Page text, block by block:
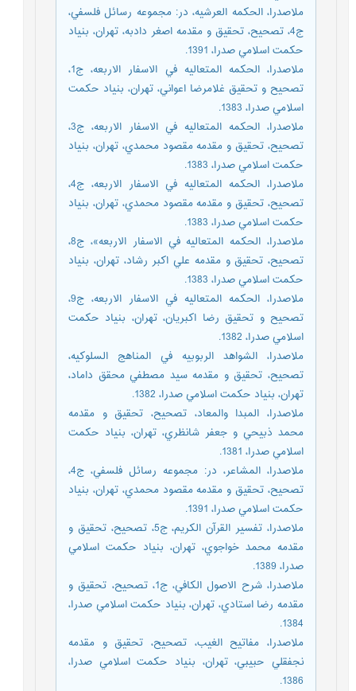
ملاصدرا، الحكمه العرشيه، در: مجموعه رسائل فلسفي،
ج4، تصحيح، تحقيق و مقدمه اصغر دادبه، تهران، بنياد
حكمت اسلامي صدرا، 1391.
ملاصدرا، الحكمه المتعاليه في الاسفار الاربعه، ج1،
تصحيح و تحقيق غلامرضا اعواني، تهران، بنياد حكمت
اسلامي صدرا، 1383.
ملاصدرا، الحكمه المتعاليه في الاسفار الاربعه، ج3،
تصحيح، تحقيق و مقدمه مقصود محمدي، تهران، بنياد
حكمت اسلامي صدرا، 1383.
ملاصدرا، الحكمه المتعاليه في الاسفار الاربعه، ج4،
تصحيح، تحقيق و مقدمه مقصود محمدي، تهران، بنياد
حكمت اسلامي صدرا، 1383.
ملاصدرا، الحكمه المتعاليه في الاسفار الاربعه»، ج8،
تصحيح، تحقيق و مقدمه علي اكبر رشاد، تهران، بنياد
حكمت اسلامي صدرا، 1383.
ملاصدرا، الحكمه المتعاليه في الاسفار الاربعه، ج9،
تصحيح و تحقيق رضا اكبريان، تهران، بنياد حكمت
اسلامي صدرا، 1382.
ملاصدرا، الشواهد الربوبيه في المناهج السلوكيه،
تصحيح، تحقيق و مقدمه سيد مصطفي محقق داماد،
تهران، بنياد حكمت اسلامي صدرا، 1382.
ملاصدرا، المبدا والمعاد، تصحيح، تحقيق و مقدمه
محمد ذبيحي و جعفر شانظري، تهران، بنياد حكمت
اسلامي صدرا، 1381.
ملاصدرا، المشاعر، در: مجموعه رسائل فلسفي، ج4،
تصحيح، تحقيق و مقدمه مقصود محمدي، تهران، بنياد
حكمت اسلامي صدرا، 1391.
ملاصدرا، تفسير القرآن الكريم، ج5، تصحيح، تحقيق و
مقدمه محمد خواجوي، تهران، بنياد حكمت اسلامي
صدرا، 1389.
ملاصدرا، شرح الاصول الكافي، ج1، تصحيح، تحقيق و
مقدمه رضا استادي، تهران، بنياد حكمت اسلامي صدرا،
1384.
ملاصدرا، مفاتيح الغيب، تصحيح، تحقيق و مقدمه
نجفقلي حبيبي، تهران، بنياد حكمت اسلامي صدرا،
1386.